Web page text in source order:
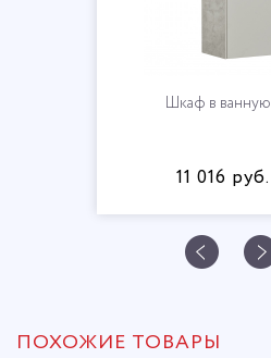
Шкаф в
11 016 руб.
ПОХОЖИЕ ТОВАРЫ